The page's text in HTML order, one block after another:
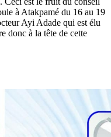
à Atakpamé du 16 au 19
Ayi Adade qui est élu
donc à la tête de cette